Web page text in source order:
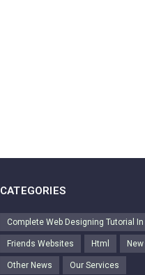
CATEGORIES
Complete Web Designing Tutorial In
Friends Websites Html
Other News Our Services